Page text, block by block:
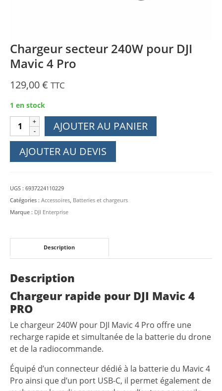
Chargeur secteur 240W pour DJI
Mavic 4 Pro
129,00€ TTC
1 en stock
quantité
de
Chargeur
secteur
DJI
Mavic
4
AJOUTER AU PANIER
AJOUTER AU DEVIS
UGS : 6937224110229
Catégories : Accessoires, Batteries et chargeurs
Marque : DJI Enterprise
Description
Description
Chargeur rapide pour DJI Mavic 4
PRO
Le chargeur 240W pour DJI Mavic 4 Pro offre une
recharge rapide et simultanée de la batterie du drone
et de la radiocommande.
Équipé d’un connecteur dédié à la batterie du Mavic 4
Pro ainsi que d’un port USB-C, il permet également de